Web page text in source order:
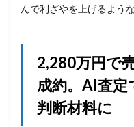
んで利ざやを上げるよう
2,280万円で
成約。AI査
判断材料に